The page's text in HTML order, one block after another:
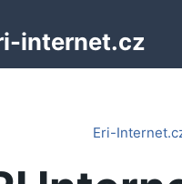
internet.cz
Eri-